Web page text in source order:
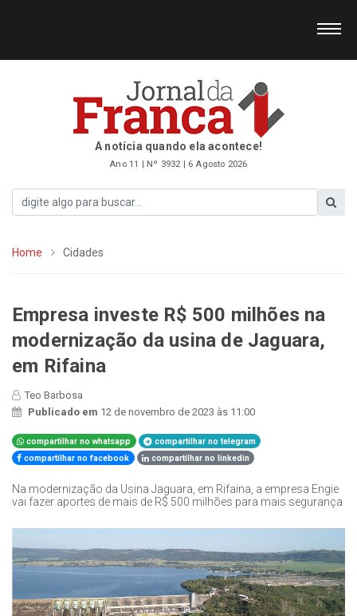
A notícia quando ela acontece!
Ano 11 | Nº 3932 | 6 Agosto 2026
Home Cidades
Empresa investe R$ 500 milhões na
modernização da usina de Jaguara,
em Rifaina
Teo Barbosa
Publicado em 12 de novembro de 2023 às 11:00
compartilhar no whatsapp
compartilhar no telegram
compartilhar no facebook
compartilhar no linkedin
Na modernização da Usina Jaguara, em Rifaina, a empresa Engie
vai fazer aportes de mais de R$ 500 milhões para mais segurança